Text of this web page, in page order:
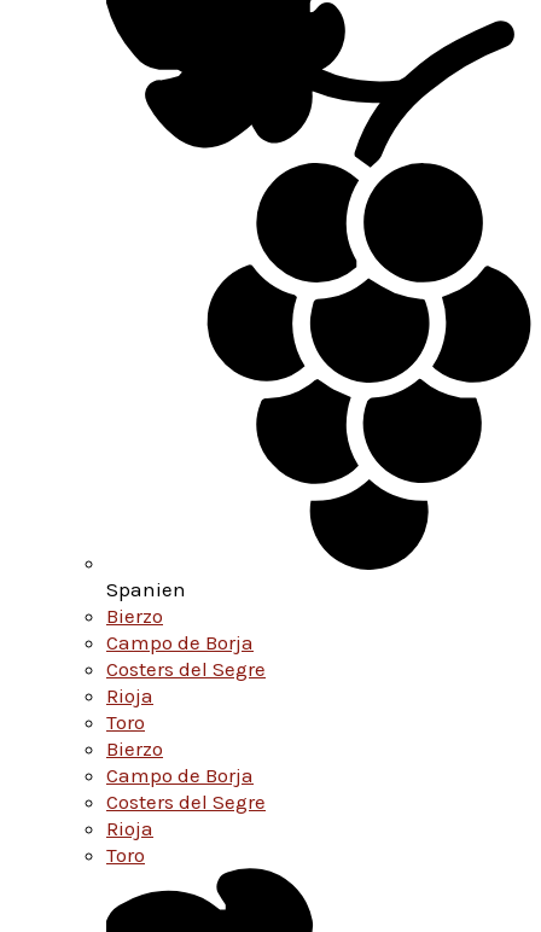
Spanien
Bierzo
Campo de Borja
Costers del Segre
Rioja
Toro
Bierzo
Campo de Borja
Costers del Segre
Rioja
Toro